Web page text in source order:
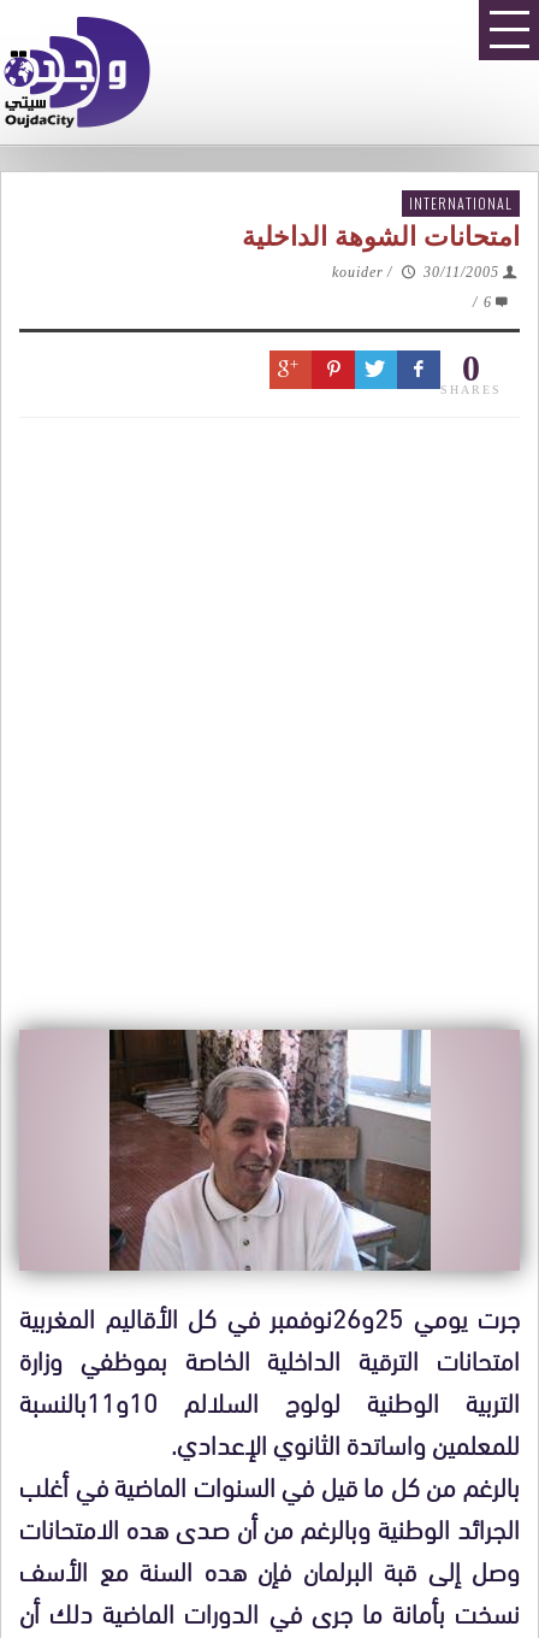
INTERNATIONAL
امتحانات الشوهة الداخلية
kouider /
30/11/2005
6
/
0
SHARES
جرت يومي 25و
26نوفمبر في كل الأقاليم المغربية
امتحانات الترقية الداخلية الخاصة بموظفي وزارة
التربية الوطنية لولوج السلالم 10و
11بالنسبة
للمعلمين واساتدة الثانوي الإعدادي.
بالرغم من كل ما قيل في السنوات الماضية في أغلب
الجرائد الوطنية وبالرغم من أن صدى هده الامتحانات
وصل إلى قبة البرلمان فإن هده السنة مع الأسف
نسخت بأمانة ما جرى في الدورات الماضية دلك أن